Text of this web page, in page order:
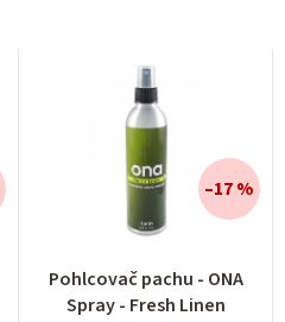
Pohlcovač pachu - ONA
Spray - Fresh Linen
hodnotenie
produktu
–17 %